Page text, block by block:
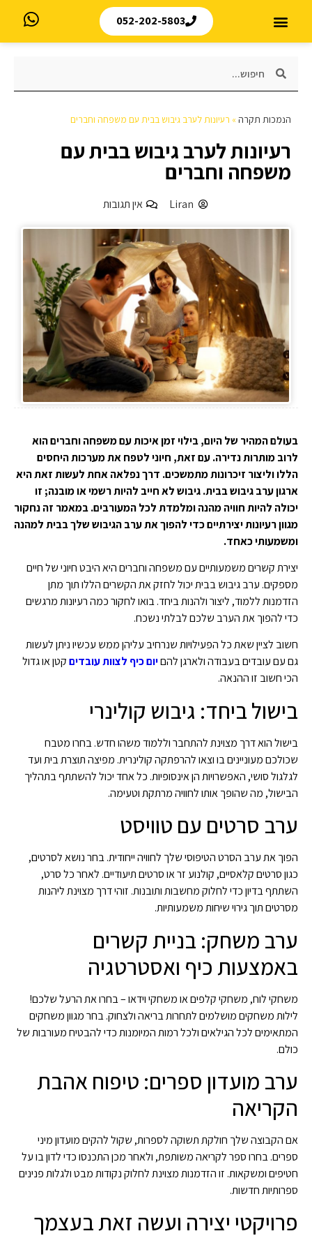
052-202-5803
הנמכות תקרה» רעיונות לערב גיבוש בבית עם משפחה וחברים
רעיונות לערב גיבוש בבית עם
משפחה וחברים
Liran אין תגובות
בעולם המהיר של היום, בילוי זמן איכות עם משפחה וחברים הוא
לרוב מותרות נדירה. עם זאת, חיוני לטפח את מערכות היחסים
הללו וליצור זיכרונות מתמשכים. דרך נפלאה אחת לעשות זאת היא
ארגון ערב גיבוש בבית. גיבוש לא חייב להיות רשמי או מובנה; זו
יכולה להיות חוויה מהנה ומלמדת לכל המעורבים. במאמר זה נחקור
מגוון רעיונות יצירתיים כדי להפוך את ערב הגיבוש שלך בבית למהנה
ומשמעותי כאחד.
יצירת קשרים משמעותיים עם משפחה וחברים היא היבט חיוני של חיים
מספקים. ערב גיבוש בבית יכול לחזק את הקשרים הללו תוך מתן
הזדמנות ללמוד, ליצור ולהנות ביחד. בואו לחקור כמה רעיונות מרגשים
כדי להפוך את הערב שלכם לבלתי נשכח.
חשוב לציין שאת כל הפעילויות שנרחיב עליהן ממש עכשיו ניתן לעשות
גם עם עובדים בעבודה ולארגן להםיום כיף לצוות עובדיםקטן או גדול
הכי חשוב זו ההנאה.
בישול ביחד: גיבוש קולינרי
בישול הוא דרך מצוינת להתחבר וללמוד משהו חדש. בחרו מטבח
שכולכם מעוניינים בו וצאו להרפתקה קולינרית. מפיצה תוצרת בית ועד
לגלגול סושי, האפשרויות הן אינסופיות. כל אחד יכול להשתתף בתהליך
הבישול, מה שהופך אותו לחוויה מרתקת וטעימה.
ערב סרטים עם טוויסט
הפוך את ערב הסרט הטיפוסי שלך לחוויה ייחודית. בחר נושא לסרטים,
כגון סרטים קלאסיים, קולנוע זר או סרטים תיעודיים. לאחר כל סרט,
השתתף בדיון כדי לחלוק מחשבות ותובנות. זוהי דרך מצוינת ליהנות
מסרטים תוך גירוי שיחות משמעותיות.
ערב משחק: בניית קשרים
באמצעות כיף ואסטרטגיה
משחקי לוח, משחקי קלפים או משחקי וידאו – בחרו את הרעל שלכם!
לילות משחקים מושלמים לתחרות בריאה ולצחוק. בחר מגוון משחקים
המתאימים לכל הגילאים ולכל רמות המיומנות כדי להבטיח מעורבות של
כולם.
ערב מועדון ספרים: טיפוח אהבת
הקריאה
אם הקבוצה שלך חולקת תשוקה לספרות, שקול להקים מועדון מיני
ספרים. בחרו ספר לקריאה משותפת, ולאחר מכן התכנסו כדי לדון בו על
חטיפים ומשקאות. זו הזדמנות מצוינת לחלוק נקודות מבט ולגלות פנינים
ספרותיות חדשות.
פרויקטי יצירה ועשה זאת בעצמך